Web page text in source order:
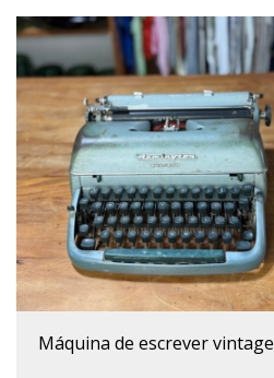
máquina de escrever vintage